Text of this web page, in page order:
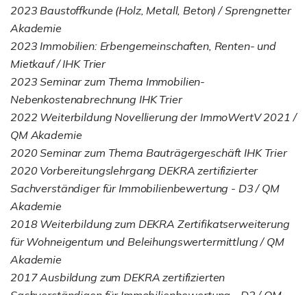
2023 Baustoffkunde (Holz, Metall, Beton) / Sprengnetter
Akademie
2023 Immobilien: Erbengemeinschaften, Renten- und
Mietkauf / IHK Trier
2023 Seminar zum Thema Immobilien-
Nebenkostenabrechnung IHK Trier
2022 Weiterbildung Novellierung der ImmoWertV 2021 /
QM Akademie
2020 Seminar zum Thema Bauträgergeschäft IHK Trier
2020 Vorbereitungslehrgang DEKRA zertifizierter
Sachverständiger für Immobilienbewertung - D3 / QM
Akademie
2018 Weiterbildung zum DEKRA Zertifikatserweiterung
für Wohneigentum und Beleihungswertermittlung / QM
Akademie
2017 Ausbildung zum DEKRA zertifizierten